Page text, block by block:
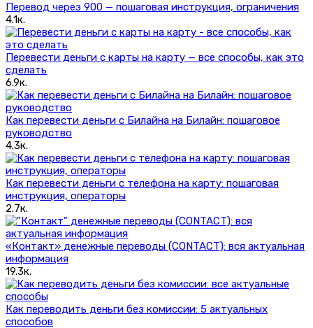
Перевод через 900 — пошаговая инструкция, ограничения
4.1к.
Перевести деньги с карты на карту — все способы, как это
сделать
6.9к.
Как перевести деньги с Билайна на Билайн: пошаговое
руководство
4.3к.
Как перевести деньги с телефона на карту: пошаговая
инструкция, операторы
2.7к.
«Контакт» денежные переводы (CONTACT): вся актуальная
информация
19.3к.
Как переводить деньги без комиссии: 5 актуальных
способов